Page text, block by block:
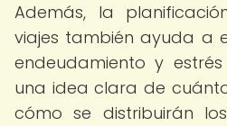
Además, la
viajes también ayuda a
endeudamiento y
una idea clara de
cómo se distribuirán